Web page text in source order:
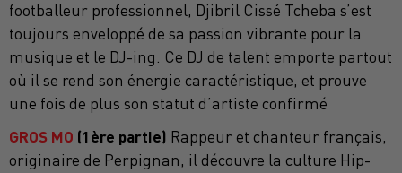
footballeur professionnel, Djibril Cissé Tcheba s’est
toujours enveloppé de sa passion vibrante pour la
musique et le DJ-ing. Ce DJ de talent emporte partout
où il se rend son énergie caractéristique, et prouve
une fois de plus son statut d’artiste confirmé
GROS MO (1ère partie) Rappeur et chanteur français,
originaire de Perpignan, il découvre la culture Hip-